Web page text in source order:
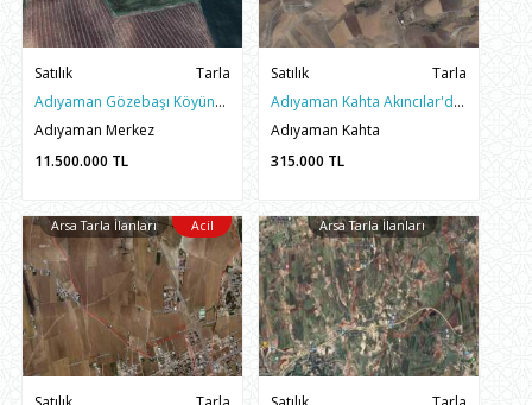
Satılık
Tarla
Adıyaman Gözebaşı Köyünde Satılık 12 Dönüm Asfalta Yakın Arazi
Adıyaman Merkez
11.500.000 TL
Satılık
Tarla
Adıyaman Kahta Akıncılar'da satılık uygun fiyatlı 3.700 m² tarla
Adıyaman Kahta
315.000 TL
Arsa Tarla İlanları Acil Arsa Tarla İlanları